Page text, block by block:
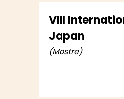
VIII
Japan
(Mostre)